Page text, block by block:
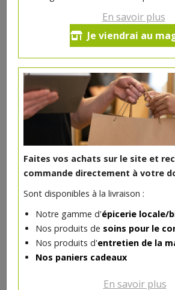
En savoir plus
Je viendrai au
Faites vos achats sur le site et
commande directement à votre
Sont disponibles à la livraison :
Notre gamme d'épicerie locale/
Nos produits de soins pour le
Nos produits d'entretien de la
Nos paniers cadeaux
En savoir plus
Colis barbecue n°3
Par personne:
1 braserade de boeuf (100g)
1 braserade de porc (100g)
1 braserade de canard (100g)
- 1 pers
8.76 €*
Réception le
vendredi 14/08 (09:00)
*